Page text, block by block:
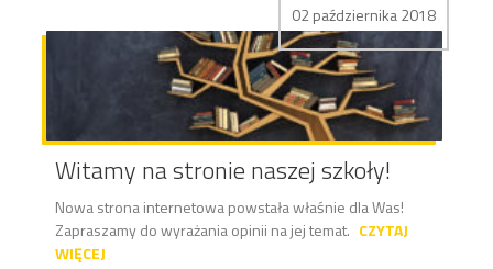
02 października 2018
Witamy na stronie naszej szkoły!
Nowa strona internetowa powstała właśnie dla Was!
Zapraszamy do wyrażania opinii na jej temat. CZYTAJ
WIĘCEJ